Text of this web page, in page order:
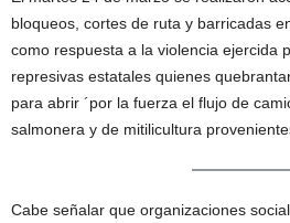
bloqueos, cortes de ruta y barricadas
como respuesta a la violencia ejercida
represivas estatales quienes
para abrir ´por la fuerza el flujo de
salmonera y de mitilicultura
Cabe señalar que organizaciones